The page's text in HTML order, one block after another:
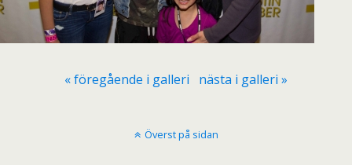
« föregående i galleri nästa i galleri »
Överst på sidan